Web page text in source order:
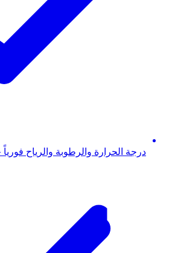
درجة الحرارة والرطوبة والرياح